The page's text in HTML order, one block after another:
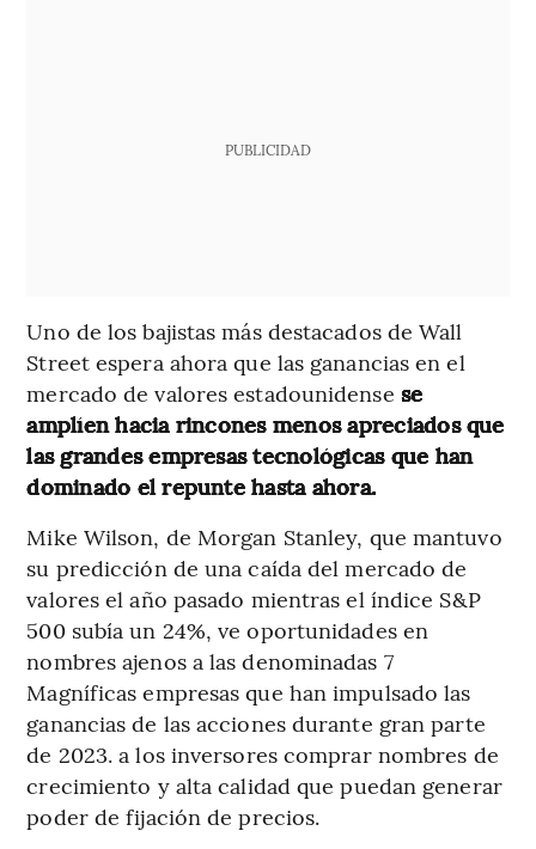
PUBLICIDAD
Uno de los bajistas más destacados de Wall
Street espera ahora que las ganancias en el
mercado de valores estadounidense se
amplíen hacia rincones menos apreciados que
las grandes empresas tecnológicas que han
dominado el repunte hasta ahora.
Mike Wilson, de Morgan Stanley, que mantuvo
su predicción de una caída del mercado de
valores el año pasado mientras el índice S&P
500 subía un 24%, ve oportunidades en
nombres ajenos a las denominadas 7
Magníficas empresas que han impulsado las
ganancias de las acciones durante gran parte
de 2023. a los inversores comprar nombres de
crecimiento y alta calidad que puedan generar
poder de fijación de precios.